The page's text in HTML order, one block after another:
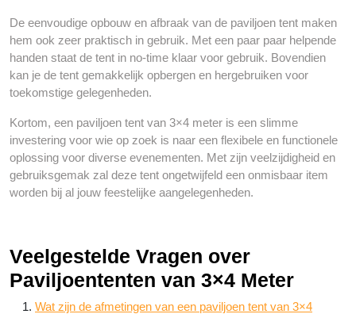
De eenvoudige opbouw en afbraak van de paviljoen tent maken
hem ook zeer praktisch in gebruik. Met een paar paar helpende
handen staat de tent in no-time klaar voor gebruik. Bovendien
kan je de tent gemakkelijk opbergen en hergebruiken voor
toekomstige gelegenheden.
Kortom, een paviljoen tent van 3×4 meter is een slimme
investering voor wie op zoek is naar een flexibele en functionele
oplossing voor diverse evenementen. Met zijn veelzijdigheid en
gebruiksgemak zal deze tent ongetwijfeld een onmisbaar item
worden bij al jouw feestelijke aangelegenheden.
Veelgestelde Vragen over
Paviljoententen van 3×4 Meter
Wat zijn de afmetingen van een paviljoen tent van 3×4